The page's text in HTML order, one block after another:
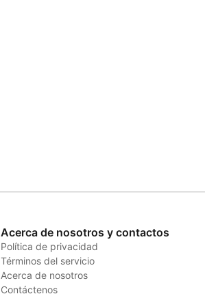
Acerca de nosotros y contactos
Política de privacidad
Términos del servicio
Acerca de nosotros
Contáctenos